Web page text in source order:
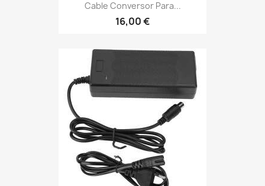
Cable Conversor Para...
16,00 €